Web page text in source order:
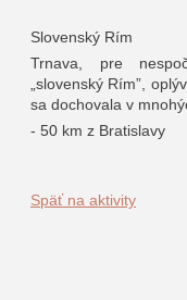
Slovenský Rím
Trnava, pre
„slovenský Rím”,
sa dochovala v
- 50 km z Bratislavy
Späť na aktivity